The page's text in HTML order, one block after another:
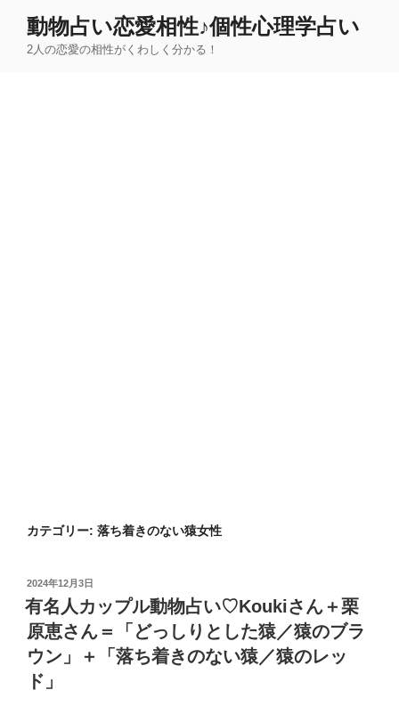
動物占い恋愛相性♪個性心理学占い
2人の恋愛の相性がくわしく分かる！
カテゴリー: 落ち着きのない猿女性
投
稿
日:
2024年12月3日
有名人カップル動物占い♡Koukiさん＋栗
原恵さん＝「どっしりとした猿／猿のブラ
ウン」＋「落ち着きのない猿／猿のレッ
ド」